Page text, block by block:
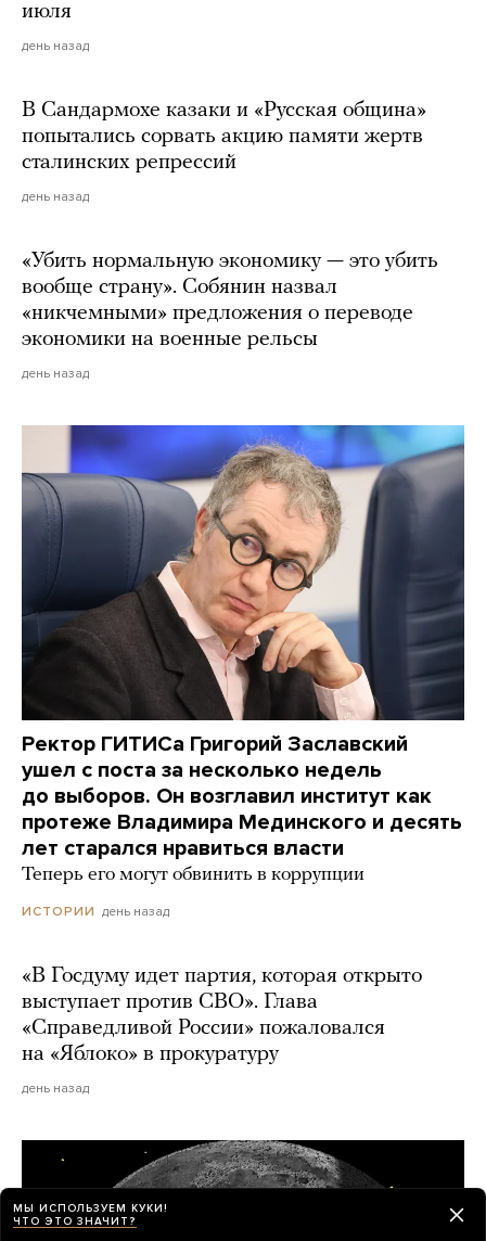
июля
день назад
В Сандармохе казаки и «Русская община»
попытались сорвать акцию памяти жертв
сталинских репрессий
день назад
«Убить нормальную экономику — это убить
вообще страну». Собянин назвал
«никчемными» предложения о переводе
экономики на военные рельсы
день назад
Ректор ГИТИСа Григорий Заславский
ушел с поста за несколько недель
до выборов. Он возглавил институт как
протеже Владимира Мединского и десять
лет старался нравиться власти
Теперь его могут обвинить в коррупции
ИСТОРИИ день назад
«В Госдуму идет партия, которая открыто
выступает против СВО». Глава
«Справедливой России» пожаловался
на «Яблоко» в прокуратуру
день назад
МЫ ИСПОЛЬЗУЕМ КУКИ!
ЧТО ЭТО ЗНАЧИТ?